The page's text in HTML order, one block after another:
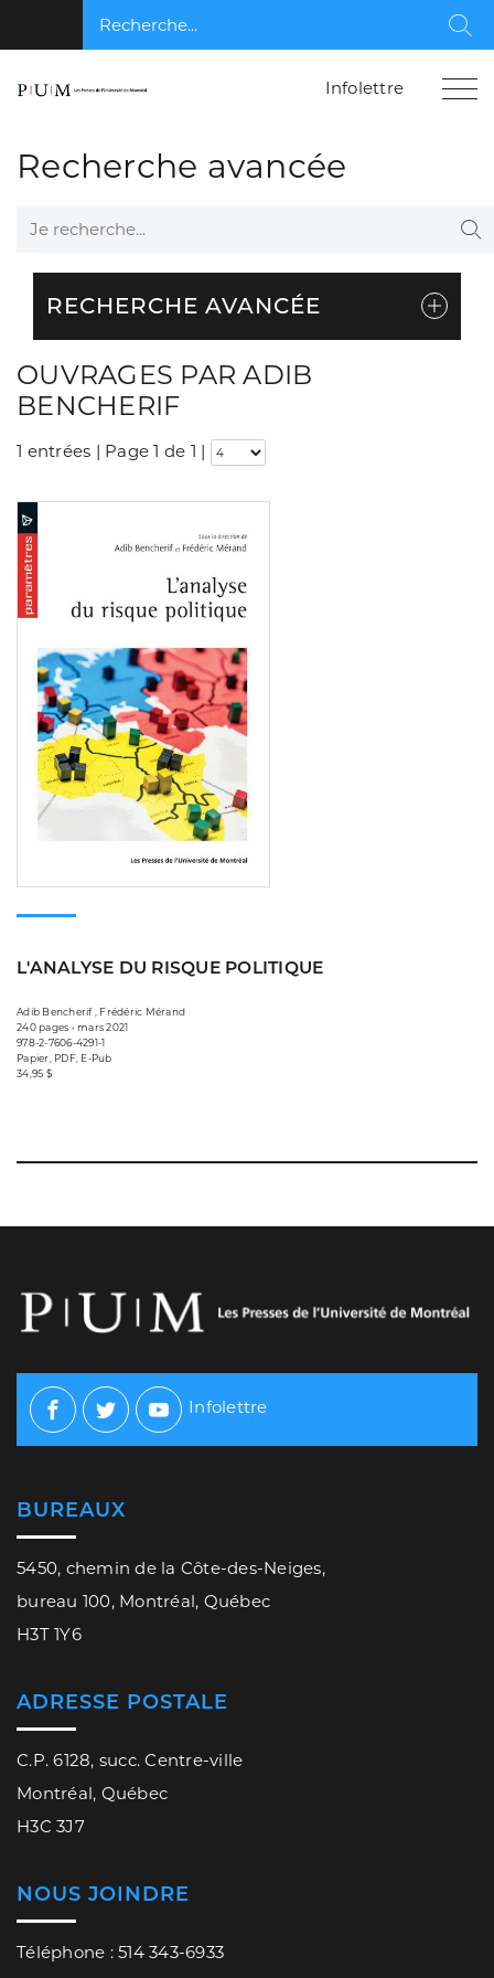
Recherche...
Infolettre
Recherche avancée
Je recherche...
RECHERCHE AVANCÉE
OUVRAGES PAR ADIB
BENCHERIF
1 entrées | Page 1 de 1 |
L'ANALYSE DU RISQUE POLITIQUE
Adib Bencherif , Frédéric Mérand
240 pages • mars 2021
978-2-7606-4291-1
Papier, PDF, E-Pub
34,95 $
Facebook
TwitterYoutube
Infolettre
BUREAUX
5450, chemin de la Côte-des-Neiges,
bureau 100, Montréal, Québec
H3T 1Y6
ADRESSE POSTALE
C.P. 6128, succ. Centre-ville
Montréal, Québec
H3C 3J7
NOUS JOINDRE
Téléphone : 514 343-6933